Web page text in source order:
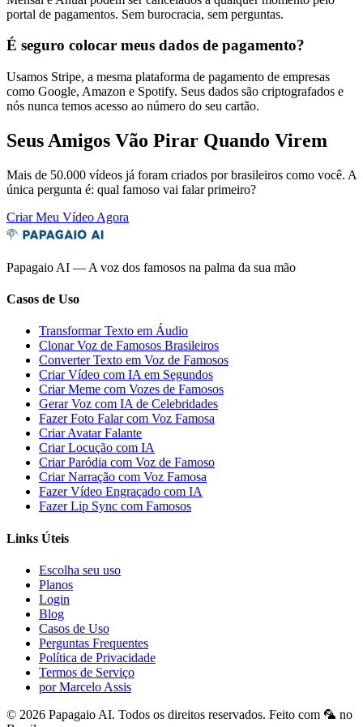
portal de pagamentos. Sem burocracia, sem perguntas.
É seguro colocar meus dados de pagamento?
Usamos Stripe, a mesma plataforma de pagamento de empresas
como Google, Amazon e Spotify. Seus dados são criptografados e
nós nunca temos acesso ao número do seu cartão.
Seus Amigos Vão Pirar Quando Virem
Mais de 50.000 vídeos já foram criados por brasileiros como você. A
única pergunta é: qual famoso vai falar primeiro?
Criar Meu Vídeo Agora
Papagaio AI — A voz dos famosos na palma da sua mão
Casos de Uso
Transformar Texto em Áudio
Clonar Voz de Famosos Brasileiros
Converter Texto em Voz de Famosos
Criar Vídeo com IA em Segundos
Criar Meme com Vozes de Famosos
Gerar Voz com IA de Celebridades
Fazer Foto Falar com Voz Famosa
Criar Avatar Falante
Criar Locução com IA
Criar Paródia com Voz de Famoso
Criar Narração com Voz Famosa
Fazer Vídeo Engraçado com IA
Fazer Lip Sync com Famosos
Links Úteis
Escolha seu uso
Planos
Login
Blog
Casos de Uso
Perguntas Frequentes
Política de Privacidade
Termos de Serviço
por Marcelo Assis
© 2026 Papagaio AI. Todos os direitos reservados. Feito com 🦜 no